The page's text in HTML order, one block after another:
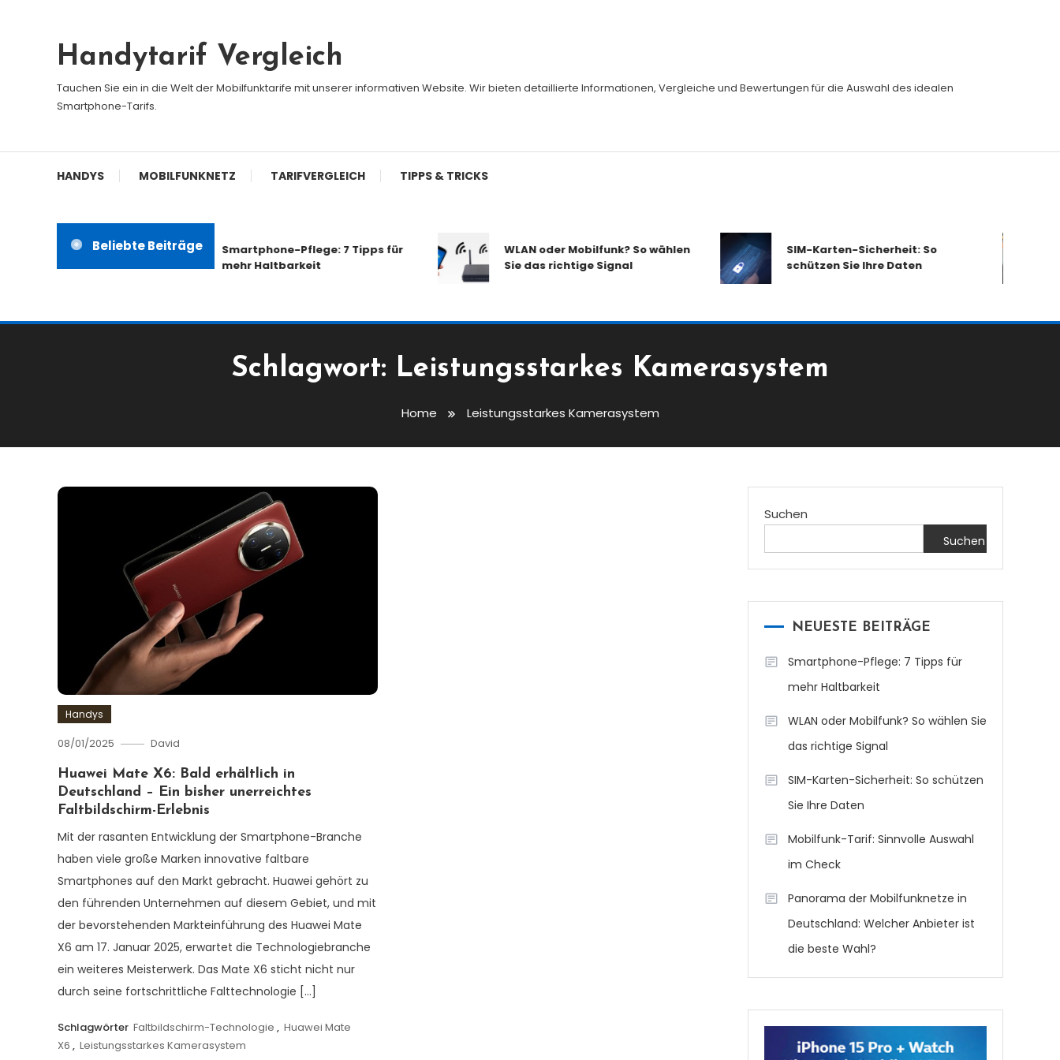
Handytarif Vergleich
Tauchen Sie ein in die Welt der Mobilfunktarife mit unserer informativen Website. Wir bieten detaillierte Informationen, Vergleiche und Bewertungen für die Auswahl des idealen
Smartphone-Tarifs.
HANDYS MOBILFUNKNETZ TARIFVERGLEICH TIPPS & TRICKS
Beliebte Beiträge
Smartphone-Pflege: 7 Tipps für
mehr Haltbarkeit
WLAN oder Mobilfunk? So wählen
Sie das richtige Signal
SIM-Karten-Sicherheit: So
schützen Sie Ihre Daten
Schlagwort: Leistungsstarkes Kamerasystem
Home Leistungsstarkes Kamerasystem
Handys
08/01/2025 David
Huawei Mate X6: Bald erhältlich in
Deutschland – Ein bisher unerreichtes
Faltbildschirm-Erlebnis
Mit der rasanten Entwicklung der Smartphone-Branche
haben viele große Marken innovative faltbare
Smartphones auf den Markt gebracht. Huawei gehört zu
den führenden Unternehmen auf diesem Gebiet, und mit
der bevorstehenden Markteinführung des Huawei Mate
X6 am 17. Januar 2025, erwartet die Technologiebranche
ein weiteres Meisterwerk. Das Mate X6 sticht nicht nur
durch seine fortschrittliche Falttechnologie […]
Schlagwörter Faltbildschirm-Technologie , Huawei Mate
X6 , Leistungsstarkes Kamerasystem
Suchen
Suchen
NEUESTE BEITRÄGE
Smartphone-Pflege: 7 Tipps für
mehr Haltbarkeit
WLAN oder Mobilfunk? So wählen Sie
das richtige Signal
SIM-Karten-Sicherheit: So schützen
Sie Ihre Daten
Mobilfunk-Tarif: Sinnvolle Auswahl
im Check
Panorama der Mobilfunknetze in
Deutschland: Welcher Anbieter ist
die beste Wahl?